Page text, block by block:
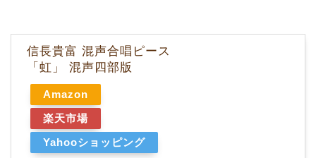
信長貴富 混声合唱ピース
「虹」 混声四部版
Amazon
楽天市場
Yahooショッピング